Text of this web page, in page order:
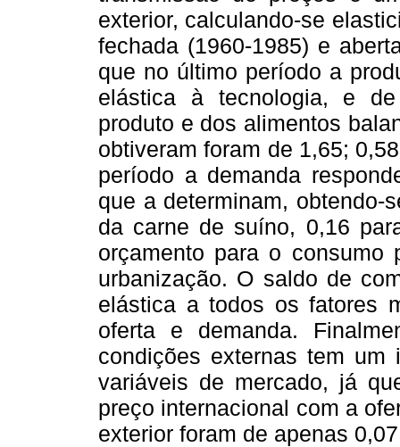
exterior, calculando-se
fechada (1960-1985) e
que no último período a
elástica à tecnologia, e
produto e dos alimentos
obtiveram foram de 1,65;
período a demanda
que a determinam, obtendo-
da carne de suíno, 0,16
orçamento para o
urbanização. O saldo de
elástica a todos os fatores
oferta e demanda.
condições externas tem um
variáveis de mercado, já
preço internacional com a
exterior foram de apenas